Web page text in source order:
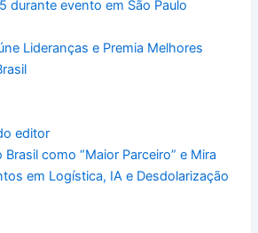
Lideranças e Premia Melhores
editor
Brasil como “Maior Parceiro” e Mira
em Logística, IA e Desdolarização